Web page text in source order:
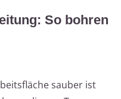
So bohren
sauber ist